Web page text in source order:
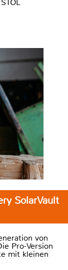
SolarVault
von
Pro-Version
mit kleinen